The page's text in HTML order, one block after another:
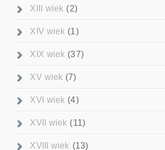
XIII wiek (2)
XIV wiek (1)
XIX wiek (37)
XV wiek (7)
XVI wiek (4)
XVII wiek (11)
XVIII wiek (13)